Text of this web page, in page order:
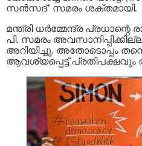
സൻസദ്’ സമരം ശക്തമായി.
മന്ത്രി ധര്‍മ്മേന്ദ്ര
പി. സമരം
അറിയിച്ചു. അതോടൊപ്പം
ആവശ്യപ്പെട്ട് പ്രതിപക്ഷവും